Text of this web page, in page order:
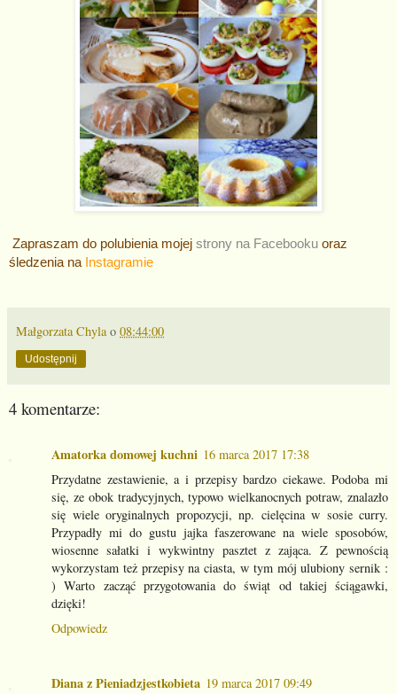
Zapraszam do polubienia mojej strony na Facebooku oraz
śledzenia na Instagramie
Małgorzata Chyla o 08:44:00
Udostępnij
4 komentarze:
Amatorka domowej kuchni 16 marca 2017 17:38
Przydatne zestawienie, a i przepisy bardzo ciekawe. Podoba mi
się, ze obok tradycyjnych, typowo wielkanocnych potraw, znalazło
się wiele oryginalnych propozycji, np. cielęcina w sosie curry.
Przypadły mi do gustu jajka faszerowane na wiele sposobów,
wiosenne sałatki i wykwintny pasztet z zająca. Z pewnością
wykorzystam też przepisy na ciasta, w tym mój ulubiony sernik :
) Warto zacząć przygotowania do świąt od takiej ściągawki,
dzięki!
Odpowiedz
Diana z Pieniadzjestkobieta 19 marca 2017 09:49